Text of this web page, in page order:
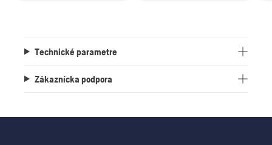
Technické parametre
Zákaznícka podpora